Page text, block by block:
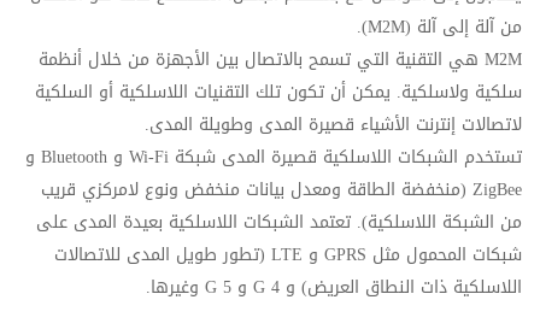
من آلة إلى آلة (M2M
).
M2M هي التقنية التي تسمح بالاتصال بين الأجهزة من خلال أنظمة
سلكية ولاسلكية. يمكن أن تكون تلك التقنيات اللاسلكية أو السلكية
لاتصالات إنترنت الأشياء قصيرة المدى وطويلة المدى.
تستخدم الشبكات اللاسلكية قصيرة المدى شبكة Wi-Fi و Bluetooth و
ZigBee (منخفضة الطاقة ومعدل بيانات منخفض ونوع لامركزي قريب
من الشبكة اللاسلكية). تعتمد الشبكات اللاسلكية بعيدة المدى على
شبكات المحمول مثل GPRS و LTE (تطور طويل المدى للاتصالات
اللاسلكية ذات النطاق العريض) و 4
G و 5 G وغيرها.